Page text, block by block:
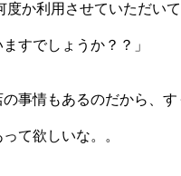
度か利用させていただい
すでしょうか？？」
情もあるのだから、す
て欲しいな。。